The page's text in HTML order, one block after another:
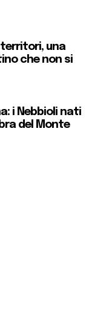
territori, una
che non si
i Nebbioli nati
del Monte